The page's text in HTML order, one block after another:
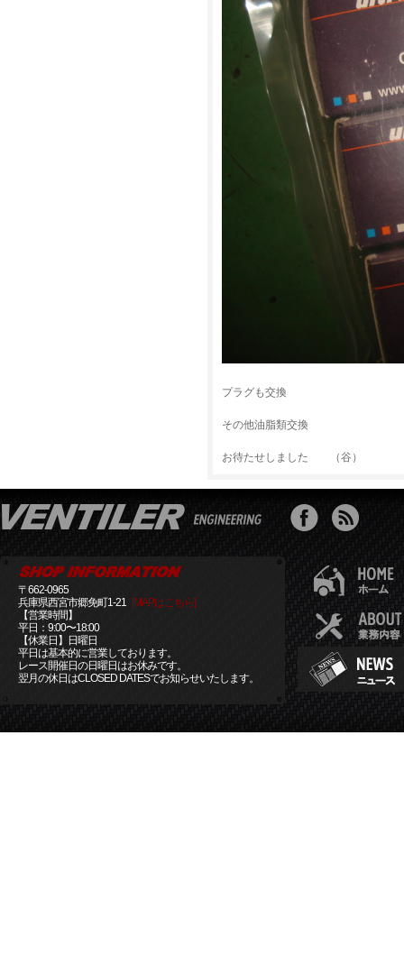
プラグも交換
その他油脂類交換
お待たせしました （谷）
〒662-0965
兵庫県西宮市郷免町1-21 [MAPはこちら]
【営業時間】
平日：9:00〜18:00
【休業日】日曜日
平日は基本的に営業しております。
レース開催日の日曜日はお休みです。
翌月の休日はCLOSED DATESでお知らせいたします。